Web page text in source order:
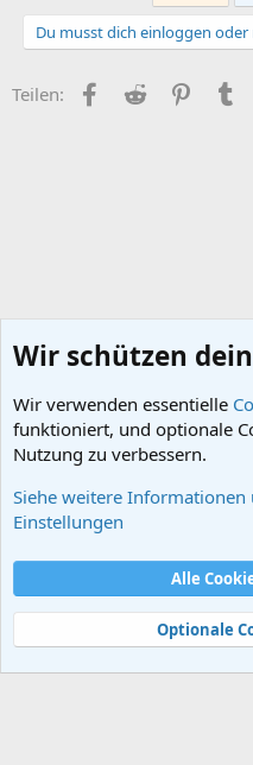
Du musst dich einloggen
Teilen: Facebook
Reddit
Das Mongolenreich
Hilfe und Impressum
Start
R
S
Community platform by XenForo® ©
Wir schützen
Wir verwenden essentielle
funktioniert, und optionale
Nutzung zu verbessern.
Siehe weitere
Einstellungen
Alle
Optionale